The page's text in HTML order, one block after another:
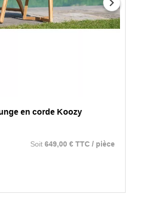
en corde Koozy
Soit 649,00 € TTC / pièce